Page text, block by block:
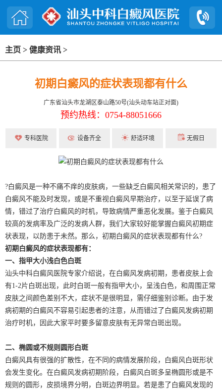
主页 > 健康资讯 >
初期白癜风的症状表现都有什么
广东省汕头市龙湖区泰山路50号(汕头动车站正对面)
预约热线：0754-88051666
专科医院 设备齐全 舒适环境 无假日
?白癜风是一种不痛不痒的皮肤病，一些缺乏白癜风相关常识的，患了
白癜风不能及时发现，或是不重视白癜风早期治疗，以至于延误了病
情，错过了治疗白癜风的时机，导致病情严重恶化发展。鉴于白癜风
较高的发病率及广泛的发病人群，我们大家较好能掌握白癜风初期症
状表现，以防患于未然。那么，初期白癜风的症状表现都有什么?
初期白癜风的症状表现都有：
一、指甲大小浅白色白斑
汕头中科白癜风医院专家介绍说，在白癜风发病初期，患者皮肤上会
有1-2片白斑出现，此时白斑一般有指甲大小，呈浅白色，和周围正常
皮肤之间颜色差别不大，症状不是很明显，需仔细鉴别诊断。由于发
病初期的白癜风不容易引起患者的注意，从而错过了白癜风发病初期
治疗时机，因此大家平时要多留意皮肤有无异常白斑出现。
二、椭圆或不规则圆形白斑
白癜风具有很强的扩散性，在不同的病情发展阶段，白癜风白斑形状
会发生变化。在白癜风发病初期阶段，白癜风白斑多呈椭圆形或是不
规则的圆形，皮损境界分明，白斑边界明显。若是患了白癜风发现的